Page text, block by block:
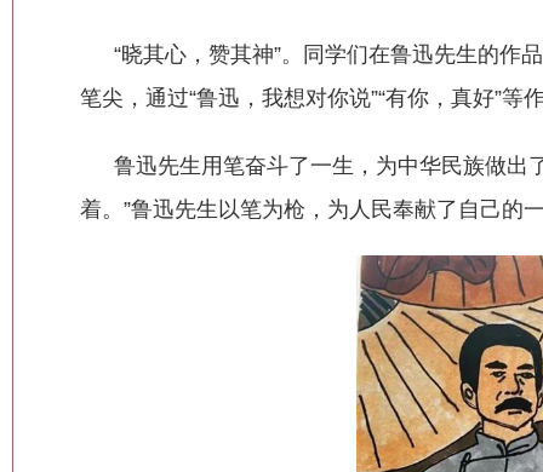
“晓其心，赞其神”。同学们在鲁迅先生的作
笔尖，通过“鲁迅，我想对你说”“有你，真好”等
鲁迅先生用笔奋斗了一生，为中华民族做出
着。”鲁迅先生以笔为枪，为人民奉献了自己的